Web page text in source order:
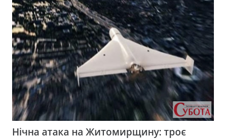
Нічна атака на Житомирщину: троє